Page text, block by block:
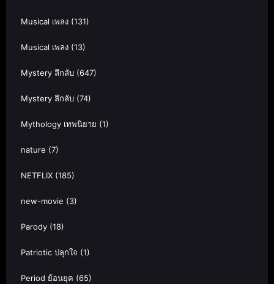
Musical เพลง (131)
Musical เพลง (13)
Mystery ลึกลับ (647)
Mystery ลึกลับ (74)
Mythology เทพนิยาย (1)
nature (7)
NETFLIX (185)
new-movie (3)
Parody (18)
Patriotic ปลุกใจ (1)
Period ย้อนยุค (65)